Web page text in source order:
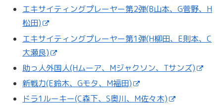
エキサイティングプレーヤー第2弾(B山本、G菅野、H
松田)
エキサイティングプレーヤー第1弾(H柳田、E則本、C
大瀬良)
助っ人外国人(Hムーア、Mジャクソン、Tサンズ)
新戦力(E鈴木、Gモタ、M福田)
ドラ1ルーキー(C森下、S奥川、M佐々木)